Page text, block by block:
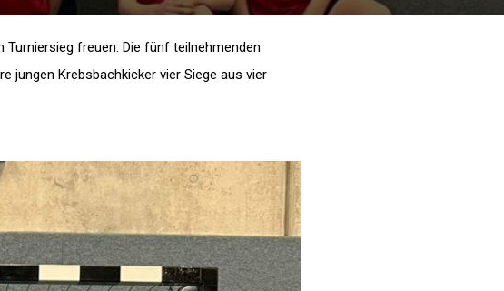
freuen. Die fünf teilnehmenden
jungen Krebsbachkicker vier Siege aus vier